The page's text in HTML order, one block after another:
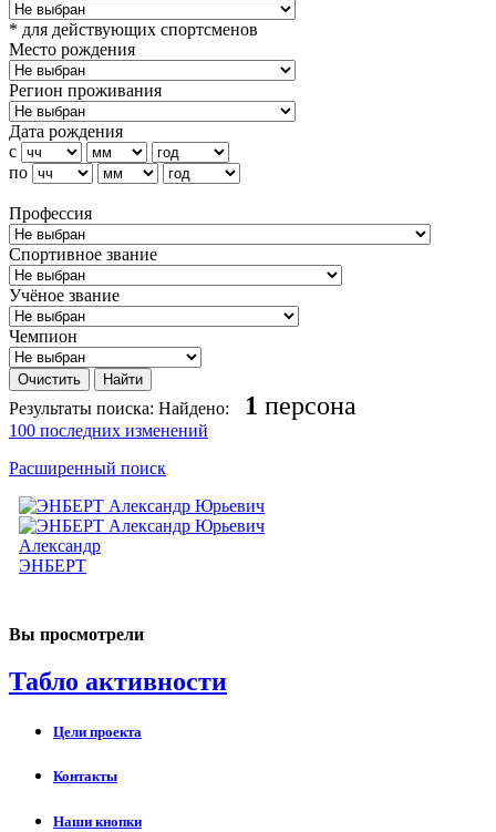
* для действующих спортсменов
Место рождения
Регион проживания
Дата рождения
с
по
Профессия
Спортивное звание
Учёное звание
Чемпион
Результаты поиска: Найдено: 1 персона
100 последних изменений
Расширенный поиск
Александр
ЭНБЕРТ
Вы просмотрели
Табло активности
Цели проекта
Контакты
Наши кнопки